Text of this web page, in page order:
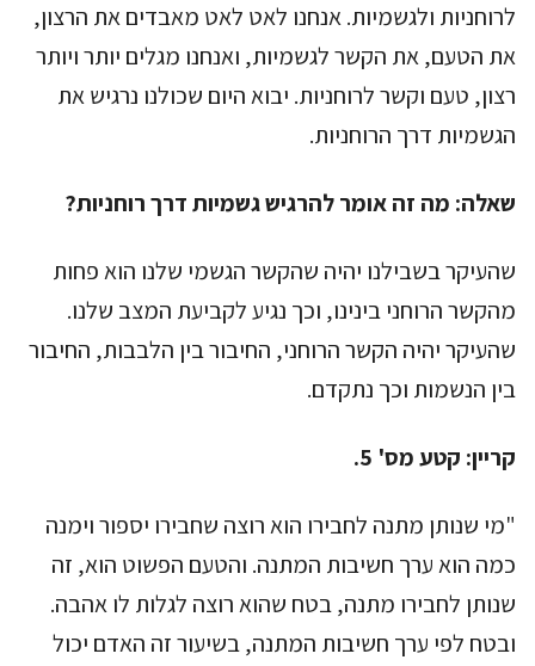
לרוחניות ולגשמיות. אנחנו לאט לאט מאבדים את הרצון,
את הטעם, את הקשר לגשמיות, ואנחנו מגלים יותר ויותר
רצון, טעם וקשר לרוחניות. יבוא היום שכולנו נרגיש את
הגשמיות דרך הרוחניות.
שאלה: מה זה אומר להרגיש גשמיות דרך רוחניות?
שהעיקר בשבילנו יהיה שהקשר הגשמי שלנו הוא פחות
מהקשר הרוחני בינינו, וכך נגיע לקביעת המצב שלנו.
שהעיקר יהיה הקשר הרוחני, החיבור בין הלבבות, החיבור
בין הנשמות וכך נתקדם.
קריין: קטע מס' 5.
"מי שנותן מתנה לחבירו הוא רוצה שחבירו יספור וימנה
כמה הוא ערך חשיבות המתנה. והטעם הפשוט הוא, זה
שנותן לחבירו מתנה, בטח שהוא רוצה לגלות לו אהבה.
ובטח לפי ערך חשיבות המתנה, בשיעור זה האדם יכול